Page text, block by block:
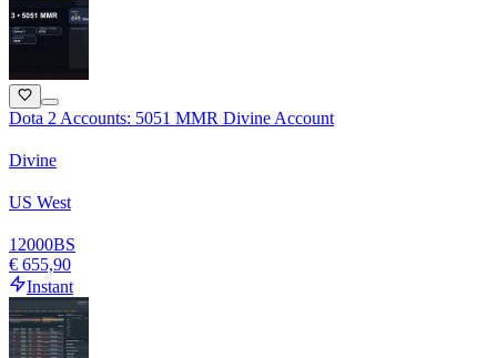
Dota 2 Accounts: 5051 MMR Divine Account
Divine
US West
12000BS
€ 655,90
Instant